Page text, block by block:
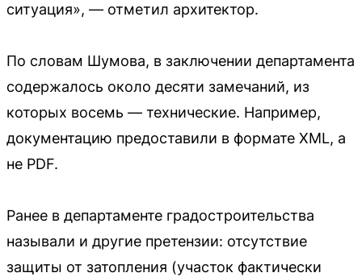
ситуация», — отметил архитектор.
По словам Шумова, в заключении департамента
содержалось около десяти замечаний, из
которых восемь — технические. Например,
документацию предоставили в формате XML, а
не PDF.
Ранее в департаменте градостроительства
называли и другие претензии: отсутствие
защиты от затопления (участок фактически